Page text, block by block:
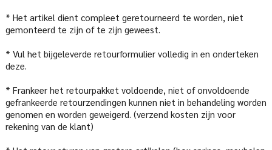
* Het artikel dient compleet geretourneerd te worden, niet
gemonteerd te zijn of te zijn geweest.
* Vul het bijgeleverde retourformulier volledig in en onderteken
deze.
* Frankeer het retourpakket voldoende, niet of onvoldoende
gefrankeerde retourzendingen kunnen niet in behandeling worden
genomen en worden geweigerd. (verzend kosten zijn voor
rekening van de klant)